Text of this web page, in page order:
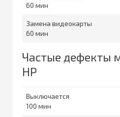
60
Замена видеокарты
60
Частые дефекты
HP
Выключается
100